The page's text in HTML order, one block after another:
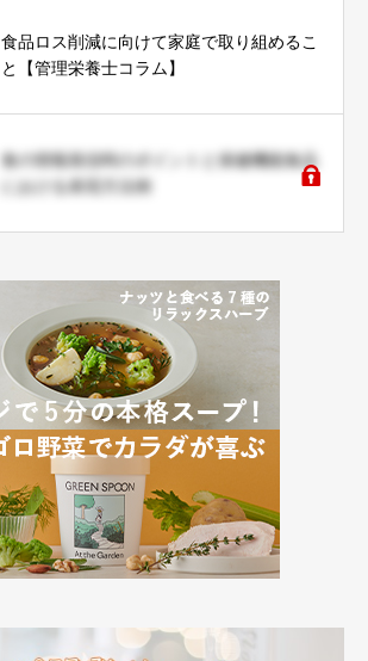
食品ロス削減に向けて家庭で取り組めるこ
と【管理栄養士コラム】
食の情報発信時のポイントと保健機能食品
における表現方法例